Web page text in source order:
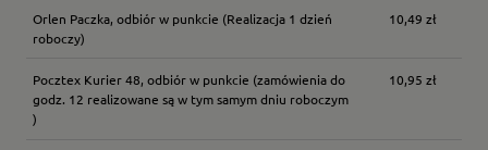
Orlen Paczka, odbiór w punkcie (Realizacja 1 dzień
roboczy)
10,49 zł
Pocztex Kurier 48, odbiór w punkcie (zamówienia do
godz. 12 realizowane są w tym samym dniu roboczym
)
10,95 zł